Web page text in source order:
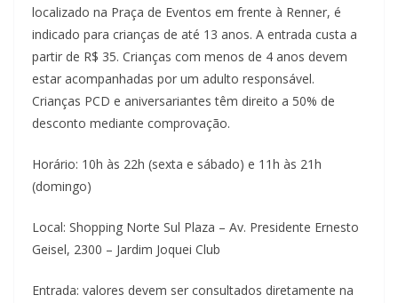
localizado na Praça de Eventos em frente à Renner, é
indicado para crianças de até 13 anos. A entrada custa a
partir de R$ 35. Crianças com menos de 4 anos devem
estar acompanhadas por um adulto responsável.
Crianças PCD e aniversariantes têm direito a 50% de
desconto mediante comprovação.
Horário: 10h às 22h (sexta e sábado) e 11h às 21h
(domingo)
Local: Shopping Norte Sul Plaza – Av. Presidente Ernesto
Geisel, 2300 – Jardim Joquei Club
Entrada: valores devem ser consultados diretamente na